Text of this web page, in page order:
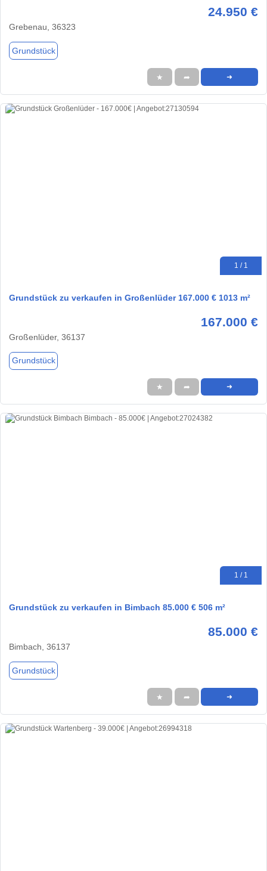
24.950 €
Grebenau, 36323
Grundstück
★ ➦ ➜
1 / 1
Grundstück zu verkaufen in Großenlüder 167.000 € 1013 m²
167.000 €
Großenlüder, 36137
Grundstück
★ ➦ ➜
1 / 1
Grundstück zu verkaufen in Bimbach 85.000 € 506 m²
85.000 €
Bimbach, 36137
Grundstück
★ ➦ ➜